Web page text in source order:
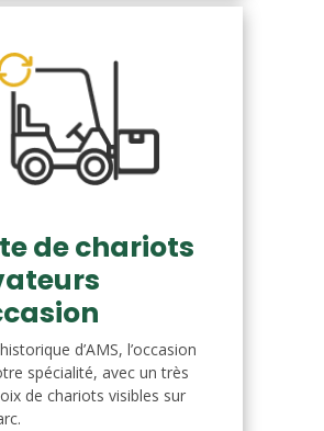
de chariots
d’AMS, l’occasion
spécialité, avec un très
de chariots visibles sur